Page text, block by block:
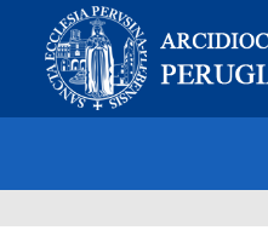
content